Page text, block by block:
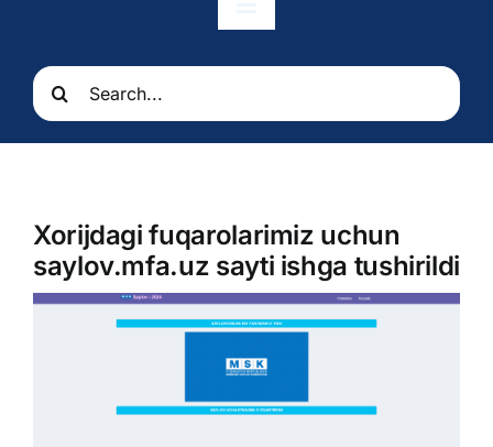
Munosabatlar
Elchixona
Konsullik xizmatlari
O’zbekiston
Search
for:
Xorijdagi fuqarolarimiz uchun
saylov.mfa.uz sayti ishga tushirildi